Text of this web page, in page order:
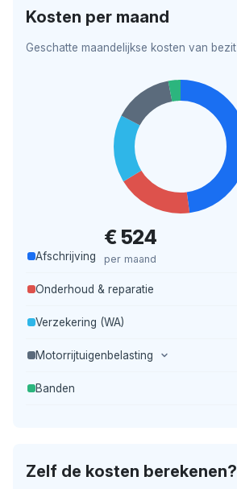
Kosten per maand
Geschatte maandelijkse kosten van bezit
€ 524
per maand
Afschrijving
Onderhoud & reparatie
Verzekering (WA)
Motorrijtuigenbelasting
Banden
Zelf de kosten berekenen?